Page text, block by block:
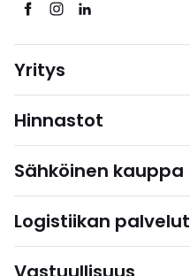
Yritys
Hinnastot
Sähköinen kauppa
Logistiikan palvelut